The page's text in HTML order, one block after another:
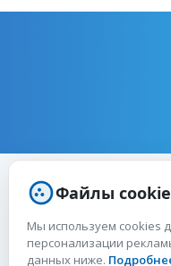
ВОЗМОЖНО,
Файлы cookie
Мы используем cookies
персонализации
данных ниже.